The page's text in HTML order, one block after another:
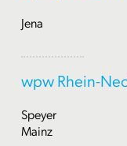
Jena
wpw Rhein-
Speyer
Mainz